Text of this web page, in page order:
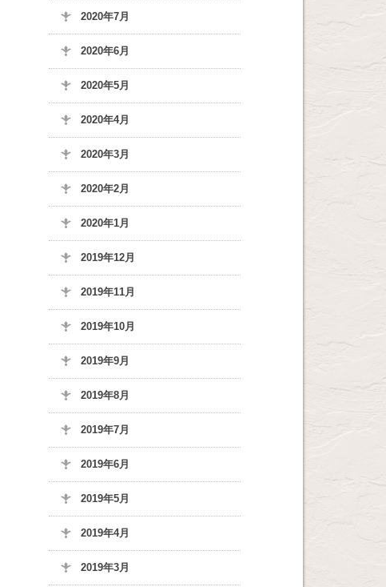
2020年7月
2020年6月
2020年5月
2020年4月
2020年3月
2020年2月
2020年1月
2019年12月
2019年11月
2019年10月
2019年9月
2019年8月
2019年7月
2019年6月
2019年5月
2019年4月
2019年3月